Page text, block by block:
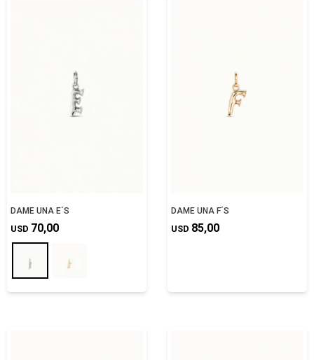
DAME UNA E´S
USD 70,00
DAME UNA F´S
USD 85,00